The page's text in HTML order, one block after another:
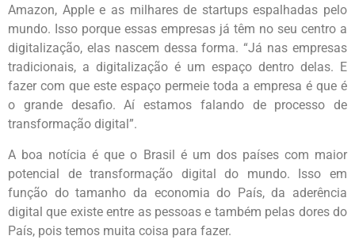
Amazon, Apple e as milhares de startups espalhadas pelo
mundo. Isso porque essas empresas já têm no seu centro a
digitalização, elas nascem dessa forma. “Já nas empresas
tradicionais, a digitalização é um espaço dentro delas. E
fazer com que este espaço permeie toda a empresa é que é
o grande desafio. Aí estamos falando de processo de
transformação digital”.
A boa notícia é que o Brasil é um dos países com maior
potencial de transformação digital do mundo. Isso em
função do tamanho da economia do País, da aderência
digital que existe entre as pessoas e também pelas dores do
País, pois temos muita coisa para fazer.